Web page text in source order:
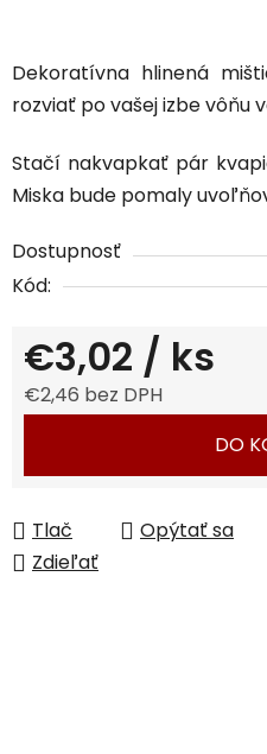
Dekoratívna hlinená
rozviať po vašej izbe vôňu
Stačí nakvapkať pár
Miska bude pomaly
Dostupnosť
Kód:
€3,02 / ks
€2,46 bez DPH
DO
Tlač Opýtať sa
Zdieľať